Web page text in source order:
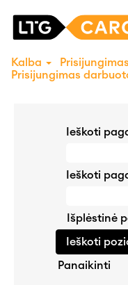
Kalba
Prisijungimas
Ieškoti
Ieškoti
Išplėstinė
Panaikinti